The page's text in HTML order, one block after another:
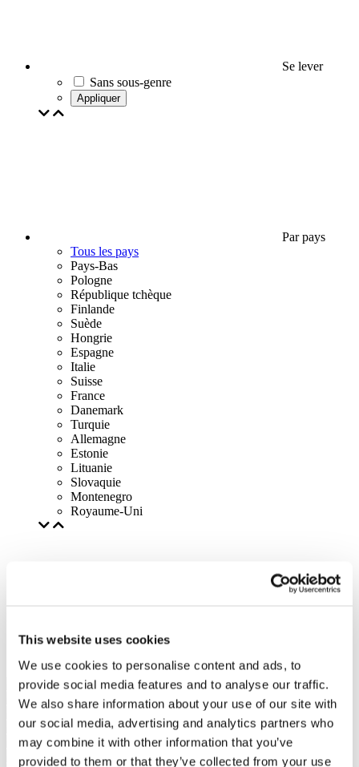
This website uses cookies
We use cookies to personalise content and ads, to
provide social media features and to analyse our traffic.
We also share information about your use of our site with
our social media, advertising and analytics partners who
may combine it with other information that you’ve
provided to them or that they’ve collected from your use
Se lever
Sans sous-genre
Appliquer
Par pays
Tous les pays
Pays-Bas
Pologne
République tchèque
Finlande
Suède
Hongrie
Espagne
Italie
Suisse
France
Danemark
Turquie
Allemagne
Estonie
Lituanie
Slovaquie
Montenegro
Royaume-Uni